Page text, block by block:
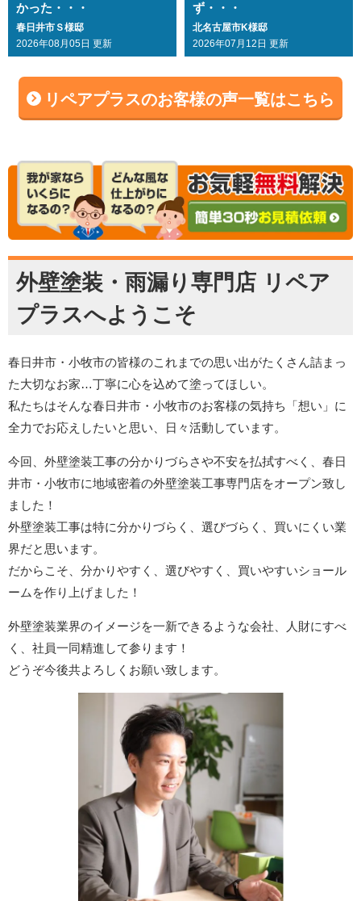
かった・・・
春日井市Ｓ様邸
2026年08月05日 更新
ず・・・
北名古屋市K様邸
2026年07月12日 更新
リペアプラスのお客様の声一覧はこちら
外壁塗装・雨漏り専門店 リペア
プラスへようこそ
春日井市・小牧市の皆様のこれまでの思い出がたくさん詰まっ
た大切なお家…丁寧に心を込めて塗ってほしい。
私たちはそんな春日井市・小牧市のお客様の気持ち「想い」に
全力でお応えしたいと思い、日々活動しています。
今回、外壁塗装工事の分かりづらさや不安を払拭すべく、春日
井市・小牧市に地域密着の外壁塗装工事専門店をオープン致し
ました！
外壁塗装工事は特に分かりづらく、選びづらく、買いにくい業
界だと思います。
だからこそ、分かりやすく、選びやすく、買いやすいショール
ームを作り上げました！
外壁塗装業界のイメージを一新できるような会社、人財にすべ
く、社員一同精進して参ります！
どうぞ今後共よろしくお願い致します。